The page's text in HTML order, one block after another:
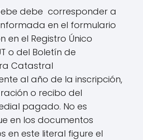
debe corresponder a
en el formulario
en el Registro Único
o del Boletín de
Catastral
al año de la inscripción,
o recibo del
pagado. No es
en los documentos
en este literal figure el